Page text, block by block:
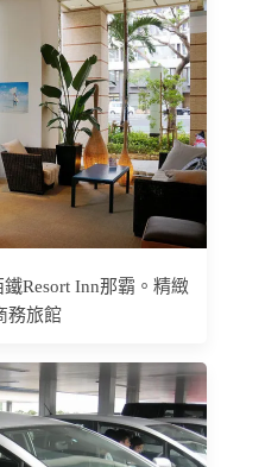
Resort Inn那霸。精緻
務旅館